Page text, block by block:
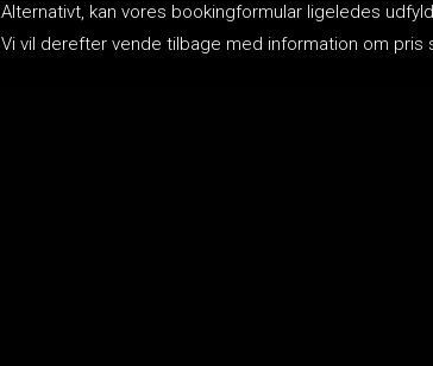
Alternativt, kan vores bookingformular ligeledes
Vi vil derefter vende tilbage med information om